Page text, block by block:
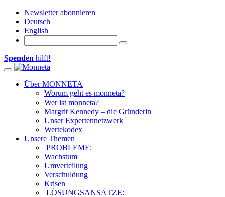
Newsletter abonnieren
Deutsch
English
Spenden hilft!
Toggle navigation
Über MONNETA
Worum geht es monneta?
Wer ist monneta?
Margrit Kennedy – die Gründerin
Unser Expertennetzwerk
Wertekodex
Unsere Themen
PROBLEME:
Wachstum
Umverteilung
Verschuldung
Krisen
LÖSUNGSANSÄTZE: